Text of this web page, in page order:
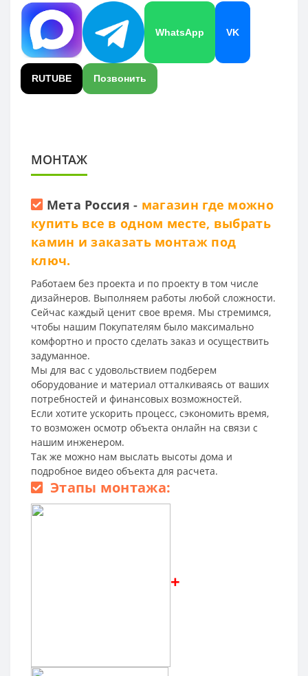
WhatsApp VK
RUTUBE Позвонить
МОНТАЖ
Мета Россия - магазин где можно
купить все в одном месте, выбрать
камин и заказать монтаж под
ключ.
Работаем без проекта и по проекту в том числе
дизайнеров. Выполняем работы любой сложности.
Сейчас каждый ценит свое время. Мы стремимся,
чтобы нашим Покупателям было максимально
комфортно и просто сделать заказ и осуществить
задуманное.
Мы для вас с удовольствием подберем
оборудование и материал отталкиваясь от ваших
потребностей и финансовых возможностей.
Если хотите ускорить процесс, сэкономить время,
то возможен осмотр объекта онлайн на связи с
нашим инженером.
Так же можно нам выслать высоты дома и
подробное видео объекта для расчета.
Этапы монтажа:
+